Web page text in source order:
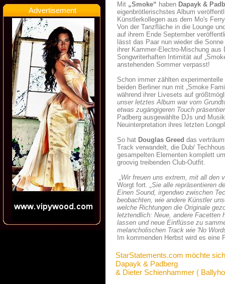
Advertisement
Mit „Smoke“ haben Dapayk &
eigenbrötlerischstes Album
Künstlerkollegen aus dem Mo's
Von der Tanzfläche in die Lounge
auf ihrem Ende September
lässt das Paar nun wieder die
ihrer Kammer-Electro-Mischung
Songwriterhaften Intimität auf
anstehenden Sommer verpasst!
Schon immer zählten
beiden Berliner nun mit „Smoke
während ihrer Livesets auf
unser letztes Album war vom
etwas zugängigeren Touch
Padberg ausgewählte DJs und
Neuinterpretation ihres letzten
So hat Douglas Greed das
Track verwandelt, die Dub/
gesampelten Elementen komplett
groovig treibenden Club-Outfit.
„Wir freuen uns extrem, mit all den
Worgt fort. „Sie alle repräsentieren
Einen Sound, irgendwo zwischen
beobachten, wie andere Künstler
welche Richtungen die Originale
letztendlich: Neue, andere Facetten
lassen und neue Einflüsse zu
melancholischen Track wie 'No
Im kommenden Herbst wird es eine
StarStatements.com möchte
Dapayk & Padberg
& Dieter Schienhammer (